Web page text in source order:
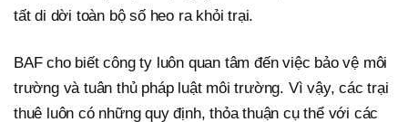
tất di dời toàn bộ số heo ra khỏi trại.
BAF cho biết công ty luôn quan tâm đến việc bảo vệ môi
trường và tuân thủ pháp luật môi trường. Vì vậy, các trại
thuê luôn có những quy định, thỏa thuận cụ thể với các